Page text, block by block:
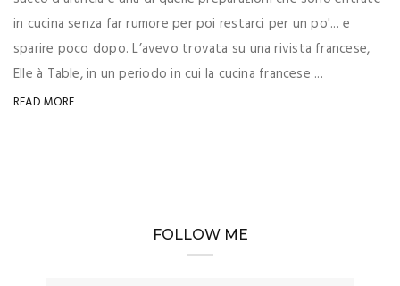
in cucina senza far rumore per poi restarci per un po'... e
sparire poco dopo. L’avevo trovata su una rivista francese,
Elle à Table, in un periodo in cui la cucina francese ...
READ MORE
FOLLOW ME